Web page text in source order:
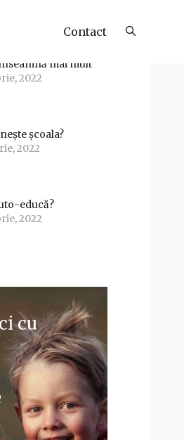
Contact
mai mult
2022
școala?
2022
educă?
2022
cu